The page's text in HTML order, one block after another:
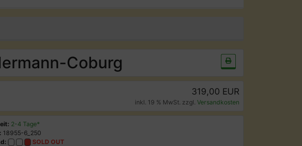
Coburg
319,00 EUR
inkl. 19 % MwSt. zzgl. Versandkosten
2-4 Tage*
18955-6_250
SOLD OUT